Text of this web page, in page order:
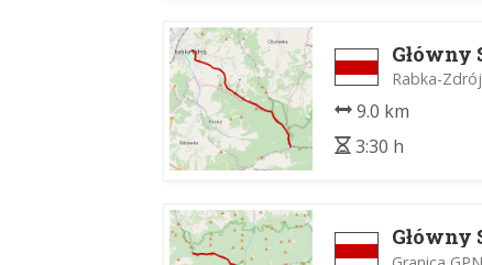
Rabka-
9.0 km
3:30 h